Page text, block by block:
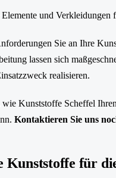
und Verkleidungen
Sie an Ihre
lassen sich
realisieren.
wie Kunststoffe Scheffel
Kontaktieren Sie uns
Kunststoffe für